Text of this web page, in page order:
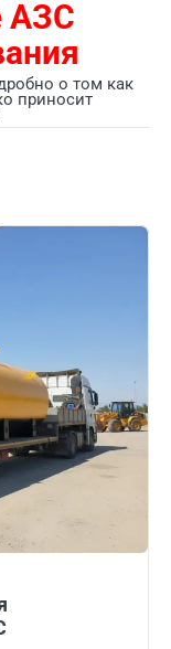
АЗС
о том как
приносит